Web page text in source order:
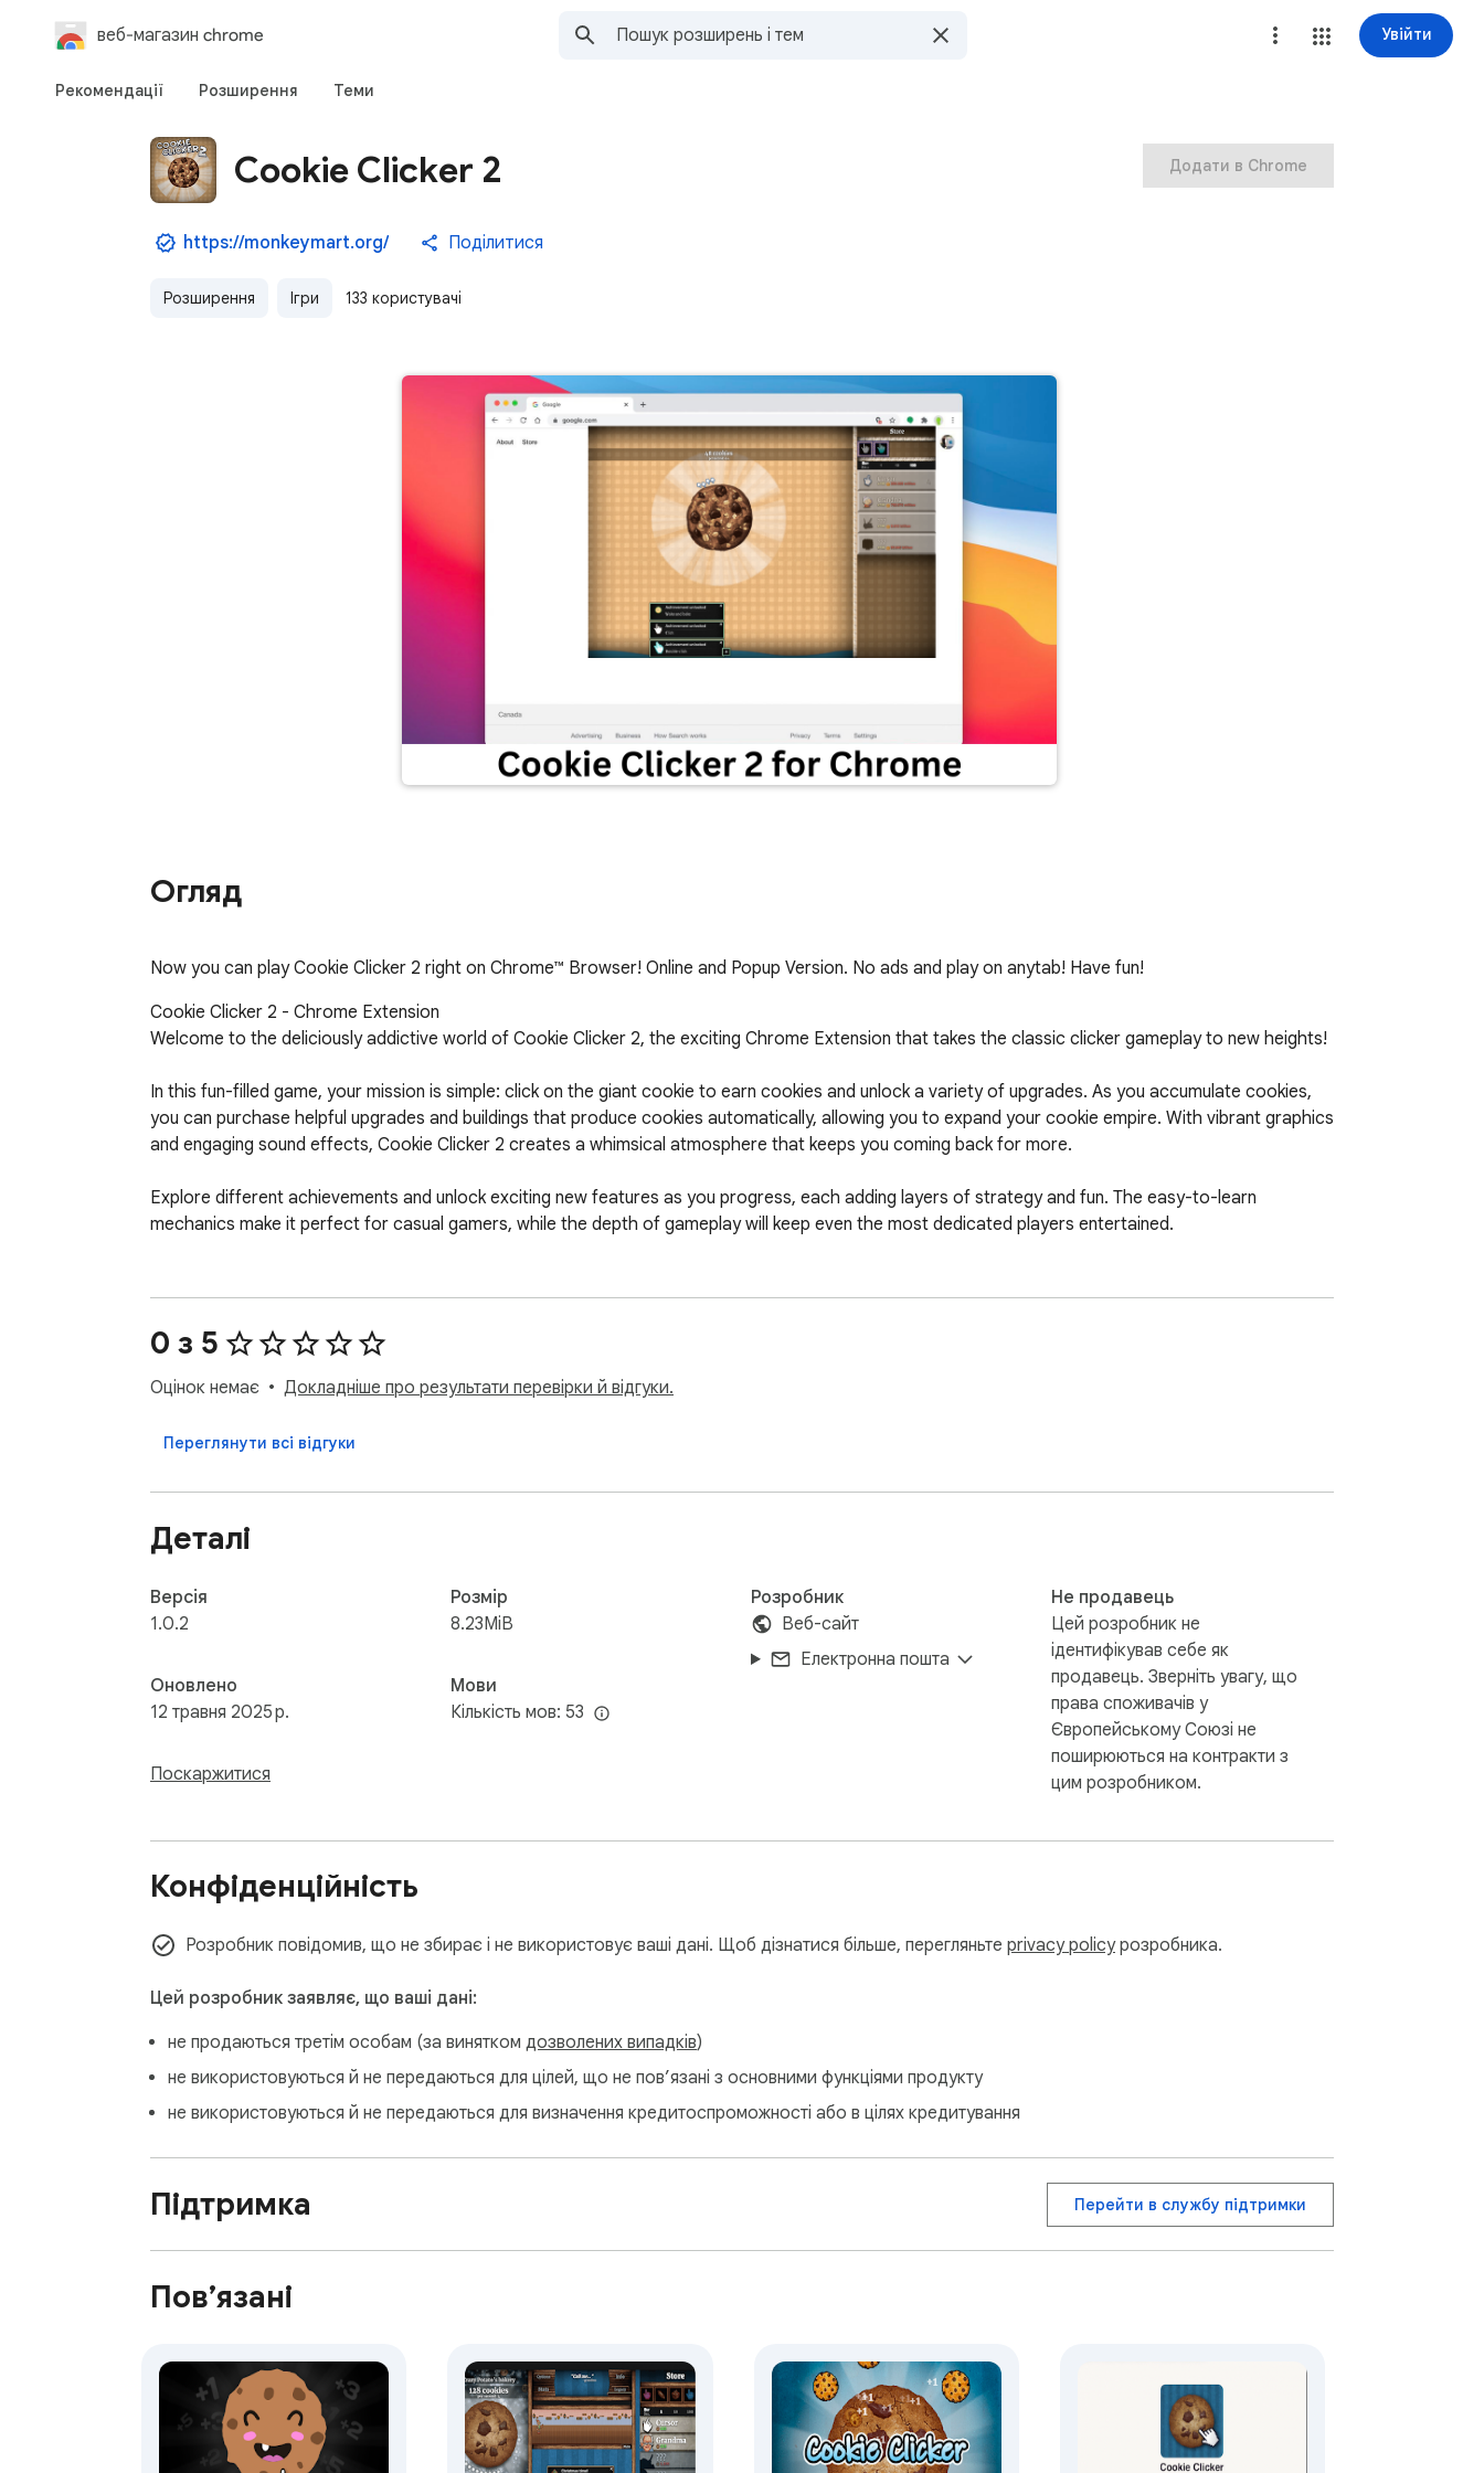
веб-магазин chrome Увійти
Рекомендації Розширення Теми
Cookie Clicker 2
https://monkeymart.org/ Поділитися
Розширення Ігри 133 користувачі
Додати в Chrome
Огляд
Now you can play Cookie Clicker 2 right on Chrome™ Browser! Online and Popup Version. No ads and play on anytab! Have fun!
Cookie Clicker 2 - Chrome Extension
Welcome to the deliciously addictive world of Cookie Clicker 2, the exciting Chrome Extension that takes the classic clicker gameplay to new heights!
In this fun-filled game, your mission is simple: click on the giant cookie to earn cookies and unlock a variety of upgrades. As you accumulate cookies,
you can purchase helpful upgrades and buildings that produce cookies automatically, allowing you to expand your cookie empire. With vibrant graphics
and engaging sound effects, Cookie Clicker 2 creates a whimsical atmosphere that keeps you coming back for more.
Explore different achievements and unlock exciting new features as you progress, each adding layers of strategy and fun. The easy-to-learn
mechanics make it perfect for casual gamers, while the depth of gameplay will keep even the most dedicated players entertained.
Download Cookie Clicker 2 and start baking your cookie empire today!
https://classroom-6x.org, https://poki.ee
0 з 5
Оцінок немає Докладніше про результати перевірки й відгуки.
Переглянути всі відгуки
Деталі
Версія
1.0.2
Оновлено
12 травня 2025 р.
Поскаржитися
Розмір
8.23MiB
Мови
Кількість мов: 53
Розробник
Веб-сайт
Електронна пошта
Не продавець
Цей розробник не
ідентифікував себе як
продавець. Зверніть увагу, що
права споживачів у
Європейському Союзі не
поширюються на контракти з
цим розробником.
Конфіденційність
Розробник повідомив, що не збирає і не використовує ваші дані. Щоб дізнатися більше, перегляньте privacy policyрозробника.
Цей розробник заявляє, що ваші дані:
не продаються третім особам (за винятком дозволених випадків)
не використовуються й не передаються для цілей, що не пов’язані з основними функціями продукту
не використовуються й не передаються для визначення кредитоспроможності або в цілях кредитування
Підтримка Перейти в службу підтримки
Пов’язані